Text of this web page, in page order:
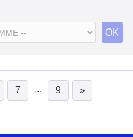
OK
7 ... 9 »